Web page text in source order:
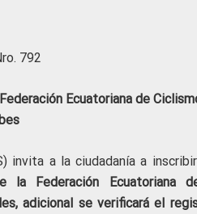
792
Ecuatoriana de
invita a la ciudadanía a
Federación Ecuatoriana
adicional se verificará el